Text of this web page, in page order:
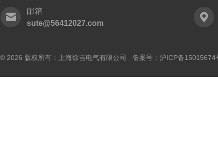
邮箱
sute@56412027.com
© 2026 版权所有：上海徐吉电气有限公司 备案号： 沪ICP备15015674